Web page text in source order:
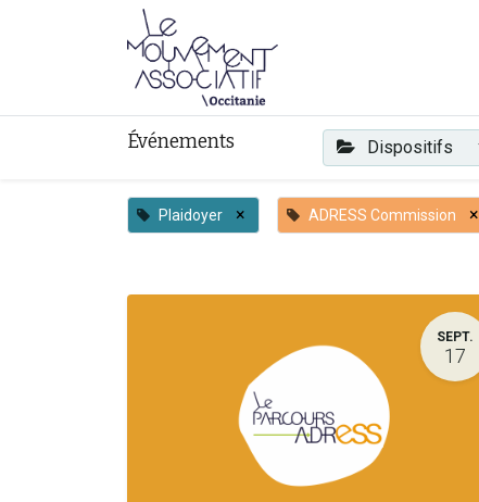
Événements Dispositifs
Plaidoyer × ADRESS Commission ×
SEPT.
17